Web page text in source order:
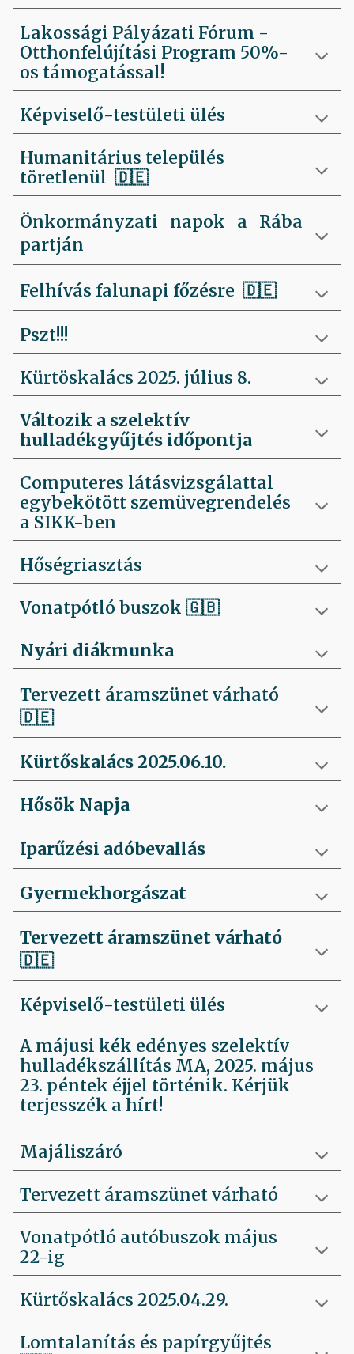
Lakossági Pályázati Fórum -
Otthonfelújítási Program 50%-
os támogatással!
Képviselő-testületi ülés
Humanitárius település
töretlenül🇩🇪
Önkormányzati napok a Rába
partján
Felhívás falunapi főzésre🇩🇪
Pszt!!!
Kürtöskalács 2025. július 8.
Változik a szelektív
hulladékgyűjtés időpontja
Computeres látásvizsgálattal
egybekötött szemüvegrendelés
a SIKK-ben
Hőségriasztás
Vonatpótló buszok 🇬🇧
Nyári diákmunka
Tervezett áramszünet várható
🇩🇪
Kürtőskalács 2025.06.10.
Hősök Napja
Iparűzési adóbevallás
Gyermekhorgászat
Tervezett áramszünet várható
🇩🇪
Képviselő-testületi ülés
A májusi kék edényes szelektív
hulladékszállítás MA, 2025. május
23. péntek éjjel történik. Kérjük
terjesszék a hírt!
Majáliszáró
Tervezett áramszünet várható
Vonatpótló autóbuszok május
22-ig
Kürtőskalács 2025.04.29.
Lomtalanítás és papírgyűjtés